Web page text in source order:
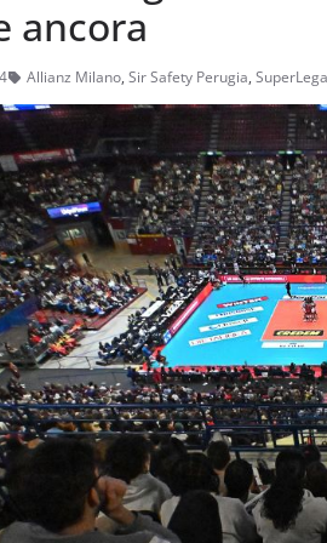
ancora
Allianz Milano, Sir Safety Perugia, SuperLega